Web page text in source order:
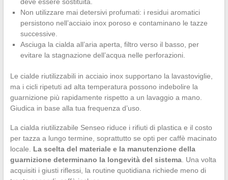
deve essere sostituita.
Non utilizzare mai detersivi profumati: i residui aromatici
persistono nell’acciaio inox poroso e contaminano le tazze
successive.
Asciuga la cialda all’aria aperta, filtro verso il basso, per
evitare la stagnazione dell’acqua nelle perforazioni.
Le cialde riutilizzabili in acciaio inox supportano la lavastoviglie,
ma i cicli ripetuti ad alta temperatura possono indebolire la
guarnizione più rapidamente rispetto a un lavaggio a mano.
Giudica in base alla tua frequenza d’uso.
La cialda riutilizzabile Senseo riduce i rifiuti di plastica e il costo
per tazza a lungo termine, soprattutto se opti per caffè macinato
locale. La scelta del materiale e la manutenzione della
guarnizione determinano la longevità del sistema. Una volta
acquisiti i giusti riflessi, la routine quotidiana richiede meno di